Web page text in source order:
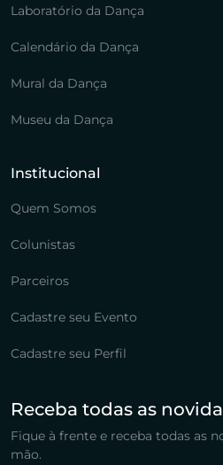
Laboratório da Dança
Calendário da Dança
Mural da Dança
Museu da Dança
Institucional
Quem Somos
Colunistas
Parceiros
Cadastre seu Evento
Cadastre seu Perfil
Receba todas as
Fique à frente e receba todas as
mão.